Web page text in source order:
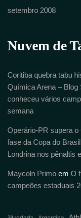
setembro 2008
Nuvem de
Coritiba quebra tabu
Química Arena – Blog
conheceu vários
semana
Operário-PR supera o
fase da Copa do
Londrina nos pênaltis
Maycoln Primo em O
campeões estaduais